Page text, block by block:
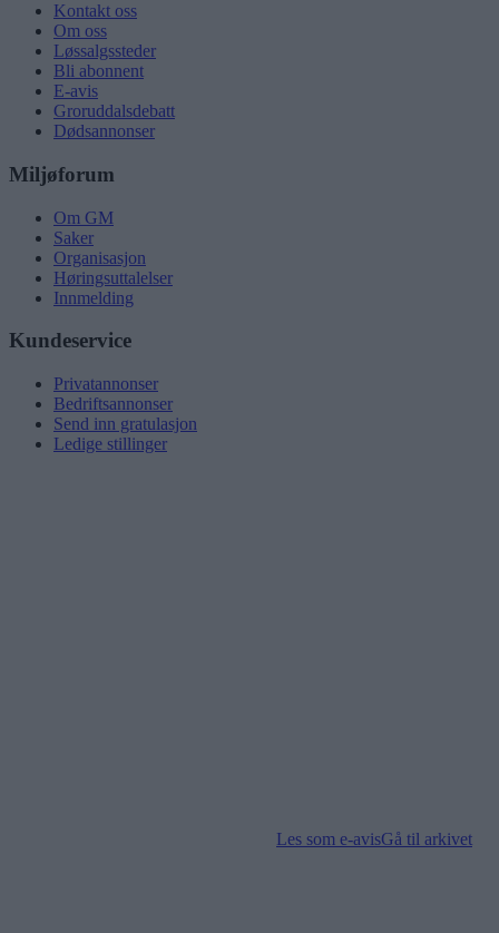
Kontakt oss
Om oss
Løssalgssteder
Bli abonnent
E-avis
Groruddalsdebatt
Dødsannonser
Miljøforum
Om GM
Saker
Organisasjon
Høringsuttalelser
Innmelding
Kundeservice
Privatannonser
Bedriftsannonser
Send inn gratulasjon
Ledige stillinger
Les som e-avisGå til arkivet